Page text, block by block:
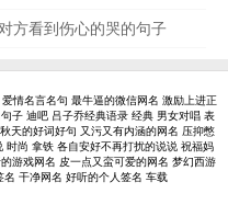
方看到伤心的哭的句子
爱情名言名句 最牛逼的微信网名 激励上进正
子 迪吧 吕子乔经典语录 经典 男女对唱 表
秋天的好词好句 又污又有内涵的网名 压抑憋
时尚 拿铁 各自安好不再打扰的说说 祝福妈
游戏网名 皮一点又蛮可爱的网名 梦幻西游
名 干净网名 好听的个人签名 车载